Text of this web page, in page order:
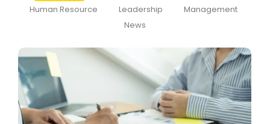
Human Resource
Leadership
Management
News